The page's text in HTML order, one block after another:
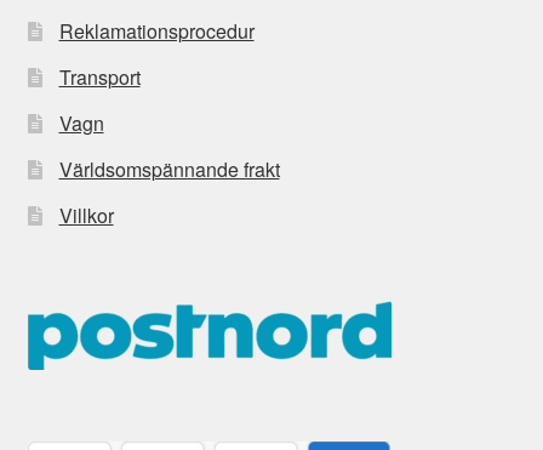
Reklamationsprocedur
Transport
Vagn
Världsomspännande frakt
Villkor